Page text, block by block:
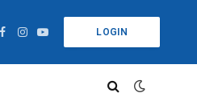
Facebook
Instagram
YouTube
LOGIN